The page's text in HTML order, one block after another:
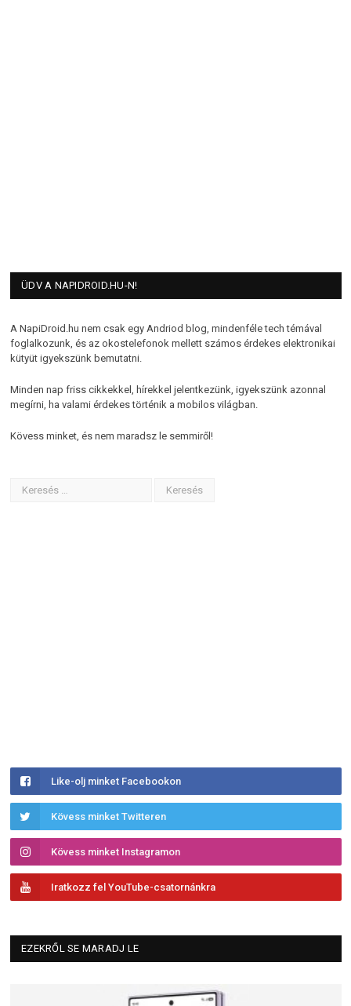
ÜDV A NAPIDROID.HU-N!
A NapiDroid.hu nem csak egy Andriod blog, mindenféle tech témával
foglalkozunk, és az okostelefonok mellett számos érdekes elektronikai
kütyüt igyekszünk bemutatni.
Minden nap friss cikkekkel, hírekkel jelentkezünk, igyekszünk azonnal
megírni, ha valami érdekes történik a mobilos világban.
Kövess minket, és nem maradsz le semmiről!
Like-olj minket Facebookon
Kövess minket Twitteren
Kövess minket Instagramon
Iratkozz fel YouTube-csatornánkra
EZEKRŐL SE MARADJ LE